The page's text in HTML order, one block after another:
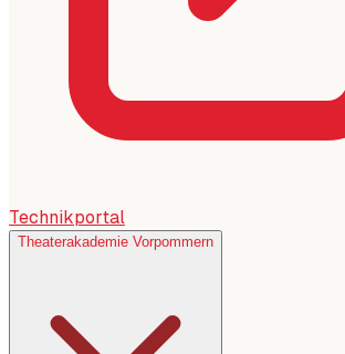
Technikportal
Theaterakademie Vorpommern